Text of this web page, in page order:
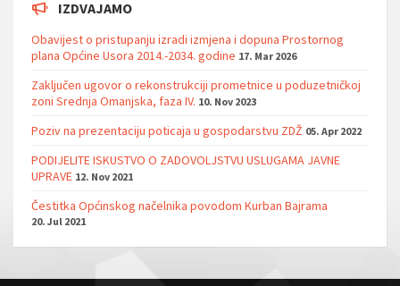
IZDVAJAMO
Obavijest o pristupanju izradi izmjena i dopuna Prostornog
plana Općine Usora 2014.-2034. godine 17. Mar 2026
Zaključen ugovor o rekonstrukciji prometnice u poduzetničkoj
zoni Srednja Omanjska, faza IV. 10. Nov 2023
Poziv na prezentaciju poticaja u gospodarstvu ZDŽ 05. Apr 2022
PODIJELITE ISKUSTVO O ZADOVOLJSTVU USLUGAMA JAVNE
UPRAVE 12. Nov 2021
Čestitka Općinskog načelnika povodom Kurban Bajrama
20. Jul 2021